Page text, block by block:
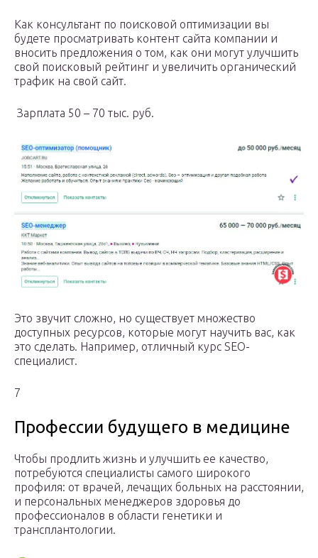
Как консультант по поисковой оптимизации вы
будете просматривать контент сайта компании и
вносить предложения о том, как они могут улучшить
свой поисковый рейтинг и увеличить органический
трафик на свой сайт.
Зарплата 50 – 70 тыс. руб.
Это звучит сложно, но существует множество
доступных ресурсов, которые могут научить вас, как
это сделать. Например, отличный курс SEO-
специалист.
7
Профессии будущего в медицине
Чтобы продлить жизнь и улучшить ее качество,
потребуются специалисты самого широкого
профиля: от врачей, лечащих больных на расстоянии,
и персональных менеджеров здоровья до
профессионалов в области генетики и
трансплантологии.